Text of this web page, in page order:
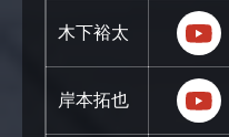
木下裕太
岸本拓也